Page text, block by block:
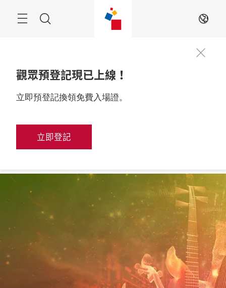
ZH
觀眾預登記現已上線！
立即預登記換領免費入場證。
立即登記
日